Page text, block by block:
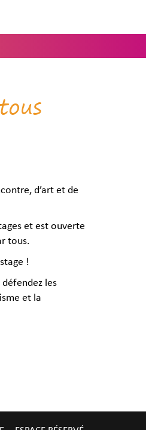
d’art et de
et est ouverte
tous.
!
les
et la